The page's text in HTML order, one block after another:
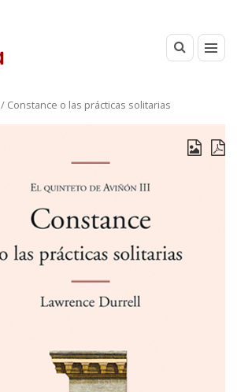
/ Constance o las prácticas solitarias